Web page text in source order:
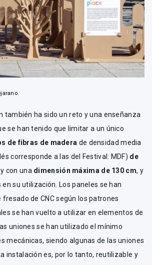
también ha sido un reto y una enseñanza
se han tenido que limitar a un único
de fibras de madera de densidad media
corresponde a las del Festival: MDF) de
con una dimensión máxima de 130 cm, y
en su utilización. Los paneles se han
de CNC según los patrones
se han vuelto a utilizar en elementos de
uniones se han utilizado el mínimo
mecánicas, siendo algunas de las uniones
instalación es, por lo tanto, reutilizable y